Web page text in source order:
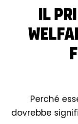
IL
Perché
dovrebbe